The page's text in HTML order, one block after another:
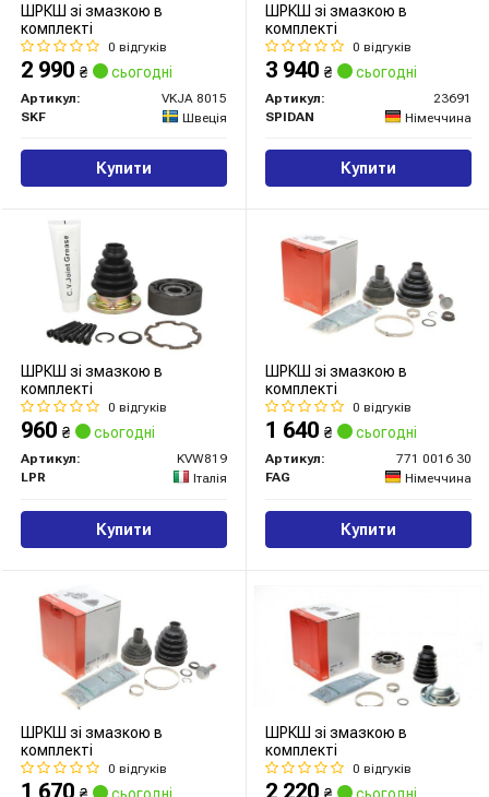
ШРКШ зі змазкою в
комплекті
0 відгуків
2 990 ₴ сьогодні
Артикул:
VKJA 8015
SKF
Швеція
Купити
ШРКШ зі змазкою в
комплекті
0 відгуків
3 940 ₴ сьогодні
Артикул:
23691
SPIDAN
Німеччина
Купити
ШРКШ зі змазкою в
комплекті
0 відгуків
960 ₴ сьогодні
Артикул:
KVW819
LPR
Італія
Купити
ШРКШ зі змазкою в
комплекті
0 відгуків
1 640 ₴ сьогодні
Артикул:
771 0016 30
FAG
Німеччина
Купити
ШРКШ зі змазкою в
комплекті
0 відгуків
1 670 ₴ сьогодні
ШРКШ зі змазкою в
комплекті
0 відгуків
2 220 ₴ сьогодні